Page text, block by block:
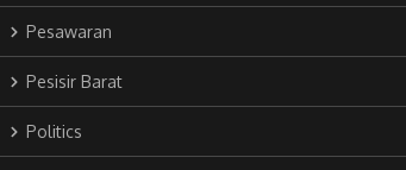
Pesawaran
Pesisir Barat
Politics